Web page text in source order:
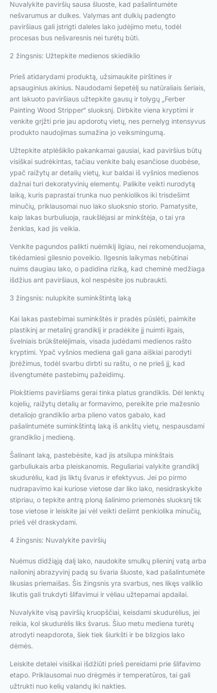
Nuvalykite paviršių sausa šluoste, kad pašalintumėte
nešvarumus ar dulkes. Valymas ant dulkių padengto
paviršiaus gali įstrigti daleles lako judėjimo metu, todėl
procesas bus nešvaresnis nei turėtų būti.
2 žingsnis: Užtepkite medienos skiediklio
Prieš atidarydami produktą, užsimaukite pirštines ir
apsauginius akinius. Naudodami šepetėlį su natūraliais šeriais,
ant lakuoto paviršiaus užtepkite gausų ir tolygų „Ferber
Painting Wood Stripper“ sluoksnį. Dirbkite viena kryptimi ir
venkite grįžti prie jau apdorotų vietų, nes pernelyg intensyvus
produkto naudojimas sumažina jo veiksmingumą.
Užtepkite atplėšiklio pakankamai gausiai, kad paviršius būtų
visiškai sudrėkintas, tačiau venkite balų esančiose duobėse,
ypač raižytų ar detalių vietų, kur baldai iš vyšnios medienos
dažnai turi dekoratyvinių elementų. Palikite veikti nurodytą
laiką, kuris paprastai trunka nuo penkiolikos iki trisdešimt
minučių, priklausomai nuo lako sluoksnio storio. Pamatysite,
kaip lakas burbuliuoja, raukšlėjasi ar minkštėja, o tai yra
ženklas, kad jis veikia.
Venkite pagundos palikti nuėmiklį ilgiau, nei rekomenduojama,
tikėdamiesi gilesnio poveikio. Ilgesnis laikymas nebūtinai
nuims daugiau lako, o padidina riziką, kad cheminė medžiaga
išdžius ant paviršiaus, kol nespėsite jos nubraukti.
3 žingsnis: nulupkite suminkštintą laką
Kai lakas pastebimai suminkštės ir pradės pūslėti, paimkite
plastikinį ar metalinį grandiklį ir pradėkite jį nuimti ilgais,
švelniais brūkštelėjimais, visada judėdami medienos rašto
kryptimi. Ypač vyšnios mediena gali gana aiškiai parodyti
įbrėžimus, todėl svarbu dirbti su raštu, o ne prieš jį, kad
išvengtumėte pastebimų pažeidimų.
Plokštiems paviršiams gerai tinka platus grandiklis. Dėl lenktų
kojelių, raižytų detalių ar formavimo, pereikite prie mažesnio
detaliojo grandiklio arba plieno vatos gabalo, kad
pašalintumėte suminkštintą laką iš ankštų vietų, nespausdami
grandiklio į medieną.
Šalinant laką, pastebėsite, kad jis atsilupa minkštais
garbuliukais arba pleiskanomis. Reguliariai valykite grandiklį
skudurėliu, kad jis liktų švarus ir efektyvus. Jei po pirmo
nudrapavimo kai kuriose vietose dar liko lako, nesidraskykite
stipriau, o tepkite antrą ploną šalinimo priemonės sluoksnį tik
tose vietose ir leiskite jai vėl veikti dešimt penkiolika minučių,
prieš vėl draskydami.
4 žingsnis: Nuvalykite paviršių
Nuėmus didžiąją dalį lako, naudokite smulkų plieninį vatą arba
nailoninį abrazyvinį padą su švaria šluoste, kad pašalintumėte
likusias priemaišas. Šis žingsnis yra svarbus, nes likęs valiklio
likutis gali trukdyti šlifavimui ir vėliau užtepamai apdailai.
Nuvalykite visą paviršių kruopščiai, keisdami skudurėlius, jei
reikia, kol skudurėlis liks švarus. Šiuo metu mediena turėtų
atrodyti neapdorota, šiek tiek šiurkšti ir be blizgios lako
dėmės.
Leiskite detalei visiškai išdžiūti prieš pereidami prie šlifavimo
etapo. Priklausomai nuo drėgmės ir temperatūros, tai gali
užtrukti nuo kelių valandų iki nakties.